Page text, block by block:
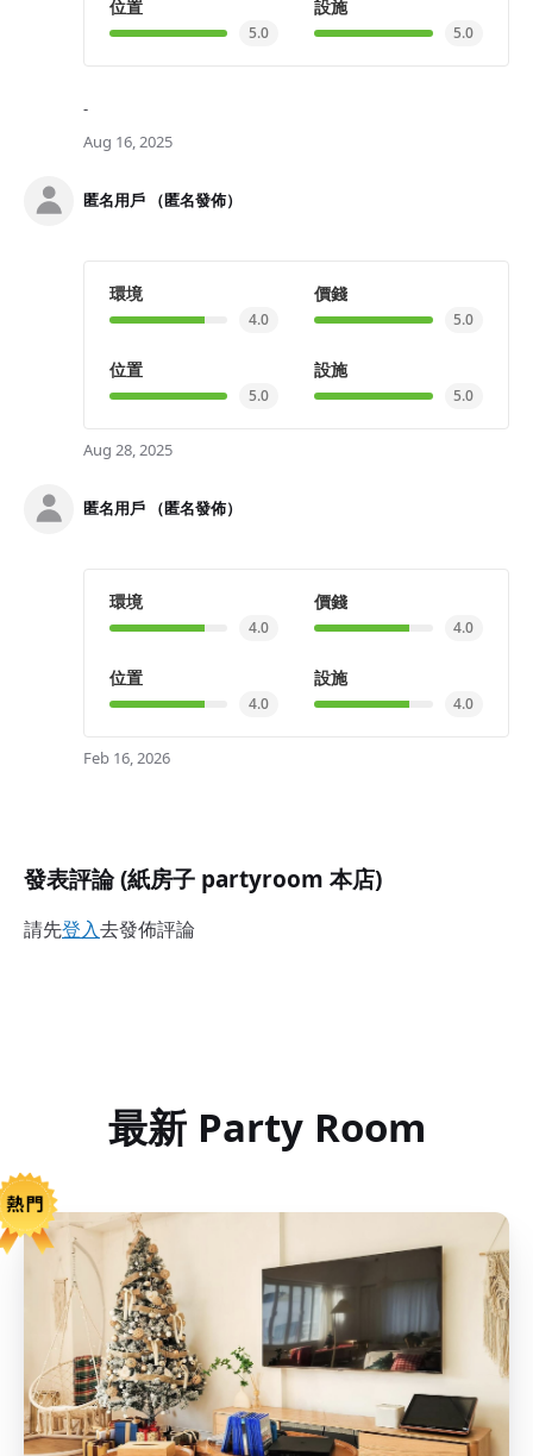
位置
5.0
設施
5.0
-
Aug 16, 2025
匿名用戶 （匿名發佈）
環境
4.0
價錢
5.0
位置
5.0
設施
5.0
Aug 28, 2025
匿名用戶 （匿名發佈）
環境
4.0
價錢
4.0
位置
4.0
設施
4.0
Feb 16, 2026
發表評論 (紙房子 partyroom 本店)
請先登入去發佈評論
最新 Party Room